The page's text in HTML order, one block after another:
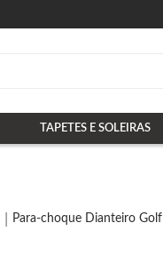
TAPETES E SOLEIRAS
Para-choque Dianteiro Golf